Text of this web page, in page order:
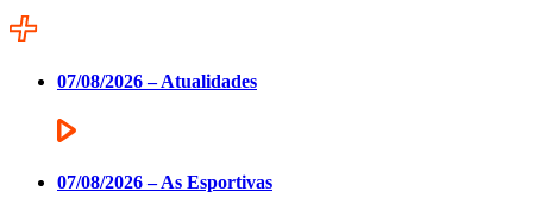
07/08/2026 – Atualidades
07/08/2026 – As Esportivas